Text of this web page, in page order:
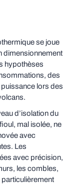
se joue
dimensionnement
hypothèses
des
lors des
d’isolation du
mal isolée, ne
avec
Les
avec précision,
les combles,
particulièrement